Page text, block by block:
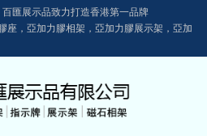
匯展示品致力打造香港第一品牌
座，亞加力膠相架，亞加力膠展示架，亞加